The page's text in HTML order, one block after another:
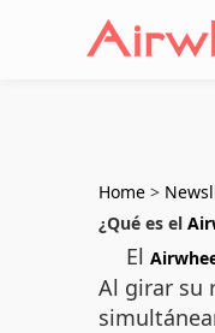
Home >
¿Qué es el
El
Al girar su